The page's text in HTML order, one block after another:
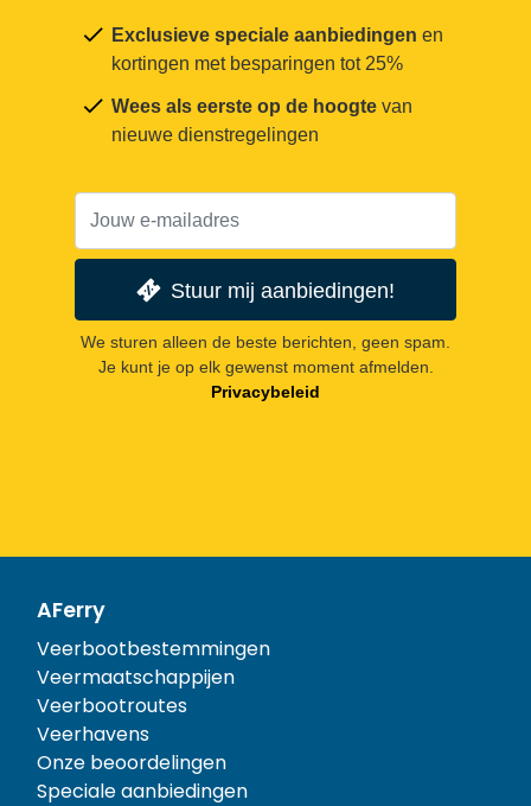
Exclusieve speciale aanbiedingen en
kortingen met besparingen tot 25%
Wees als eerste op de hoogte van
nieuwe dienstregelingen
Stuur mij aanbiedingen!
We sturen alleen de beste berichten, geen spam.
Je kunt je op elk gewenst moment afmelden.
Privacybeleid
AFerry
Veerbootbestemmingen
Veermaatschappijen
Veerbootroutes
Veerhavens
Onze beoordelingen
Speciale aanbiedingen